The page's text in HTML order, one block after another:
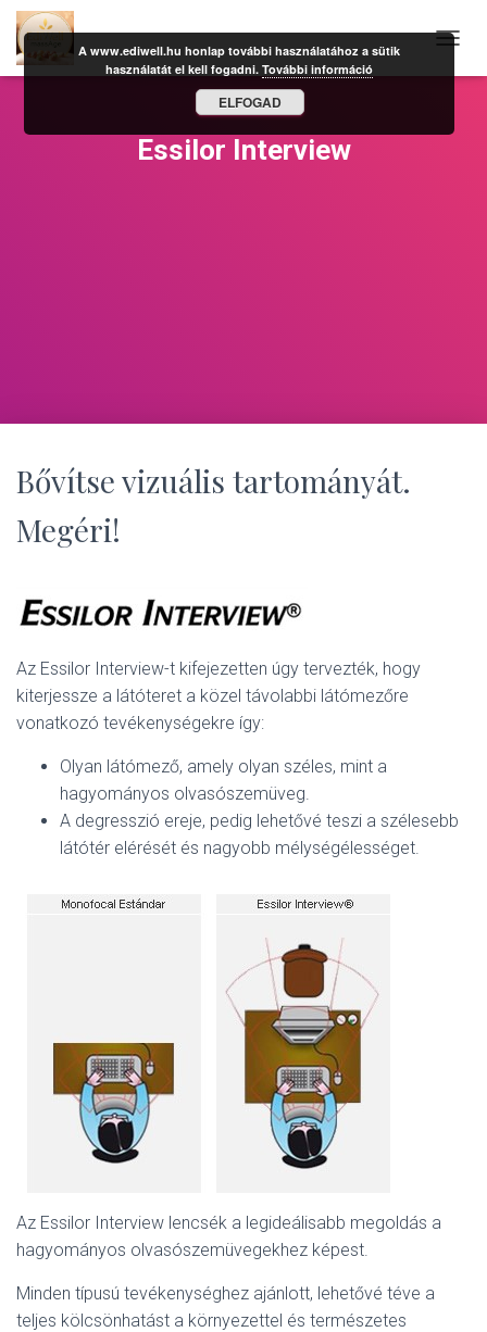
A
G
C
Essilor Interview
Bővítse vizuális tartományát.
Megéri!
Az Essilor Interview-t kifejezetten úgy tervezték, hogy
kiterjessze a látóteret a közel távolabbi látómezőre
vonatkozó tevékenységekre így:
Olyan látómező, amely olyan széles, mint a
hagyományos olvasószemüveg.
A degresszió ereje, pedig lehetővé teszi a szélesebb
látótér elérését és nagyobb mélységélességet.
Az Essilor Interview lencsék a legideálisabb megoldás a
hagyományos olvasószemüvegekhez képest.
Minden típusú tevékenységhez ajánlott, lehetővé téve a
teljes kölcsönhatást a környezettel és természetes
A www.ediwell.hu honlap további használatához a sütik
használatát el kell fogadni.További információ
ELFOGAD